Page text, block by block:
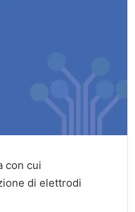
con cui
di elettrodi